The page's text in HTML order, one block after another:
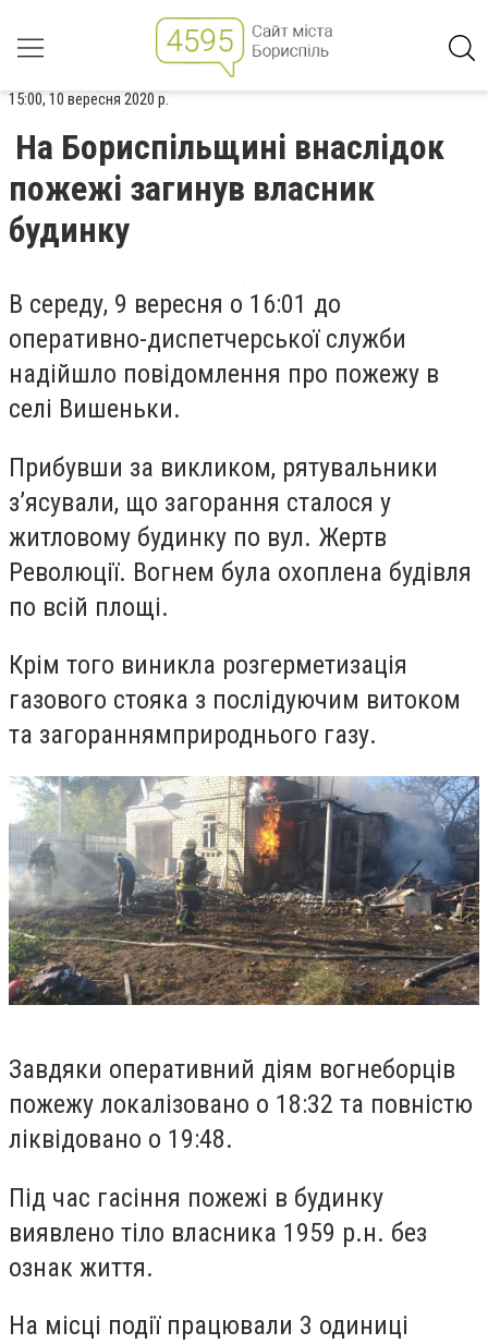
15:00, 10 вересня 2020 р.
На Бориспільщині внаслідок
пожежі загинув власник
будинку
В середу, 9 вересня о 16:01 до
оперативно-диспетчерської служби
надійшло повідомлення про пожежу в
селі Вишеньки.
Прибувши за викликом, рятувальники
з’ясували, що загорання сталося у
житловому будинку по вул. Жертв
Революції. Вогнем була охоплена будівля
по всій площі.
Крім того виникла розгерметизація
газового стояка з послідуючим витоком
та загораннямприроднього газу.
Завдяки оперативний діям вогнеборців
пожежу локалізовано о 18:32 та повністю
ліквідовано о 19:48.
Під час гасіння пожежі в будинку
виявлено тіло власника 1959 р.н. без
ознак життя.
На місці події працювали 3 одиниці